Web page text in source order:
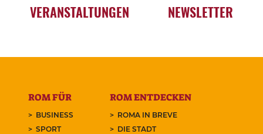
VERANSTALTUNGEN NEWSLETTER
ROM FÜR
BUSINESS
SPORT
ROM ENTDECKEN
ROMA IN BREVE
DIE STADT